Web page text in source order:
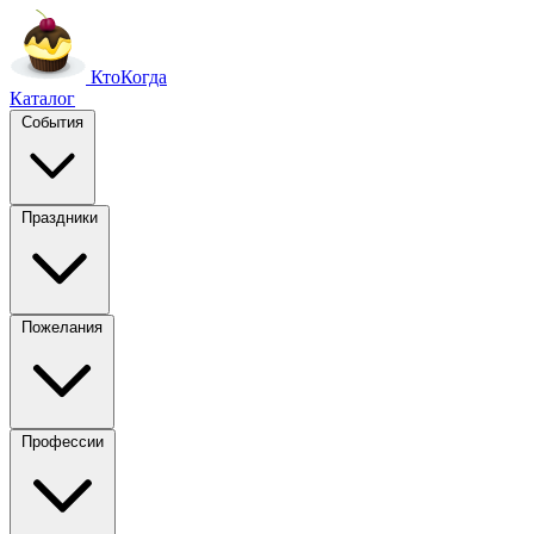
КтоКогда
Каталог
События
Праздники
Пожелания
Профессии